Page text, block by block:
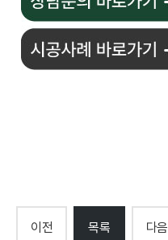
이전 목록 다음